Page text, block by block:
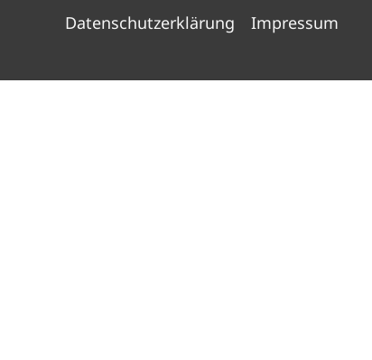
Datenschutzerklärung Impressum